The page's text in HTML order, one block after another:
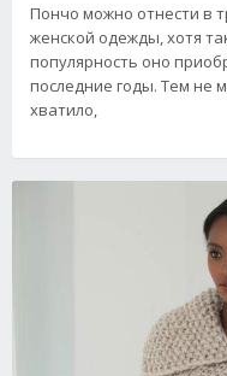
Пончо можно отнести в
женской одежды, хотя
популярность оно
последние годы. Тем не
хватило,